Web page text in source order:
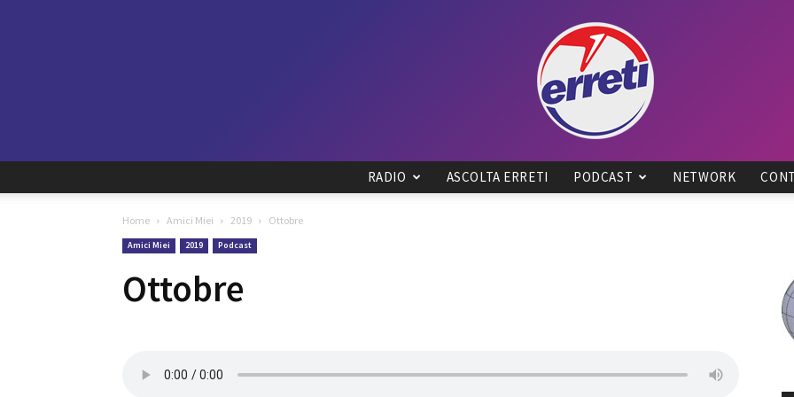
RADIO ASCOLTA ERRETI PODCAST NETWORK
Home Amici Miei 2019 Ottobre
Amici Miei 2019 Podcast
Ottobre